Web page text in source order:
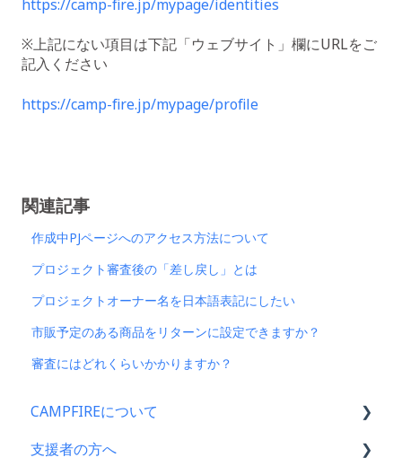
https://camp-fire.jp/mypage/identities
※上記にない項目は下記「ウェブサイト」欄にURLをご
記入ください
https://camp-fire.jp/mypage/profile
関連記事
作成中PJページへのアクセス方法について
プロジェクト審査後の「差し戻し」とは
プロジェクトオーナー名を日本語表記にしたい
市販予定のある商品をリターンに設定できますか？
審査にはどれくらいかかりますか？
CAMPFIREについて
CAMPFIRE各種制度の規約について
支援者の方へ